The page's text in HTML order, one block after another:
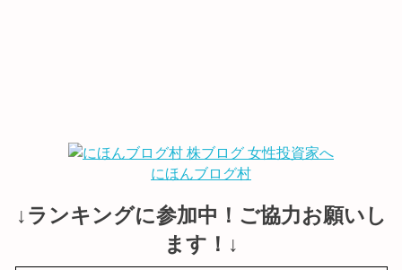
にほんブログ村
↓ランキングに参加中！ご協力お願いし
ます！↓